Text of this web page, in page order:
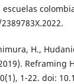
H.,
Reframing
1-22. doi: